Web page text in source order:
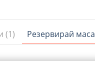
(1) Резервирай маса